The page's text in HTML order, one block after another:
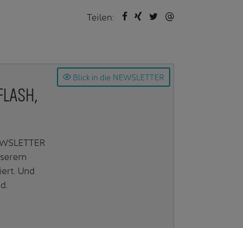
Teilen:
Blick in die NEWSLETTER
Und